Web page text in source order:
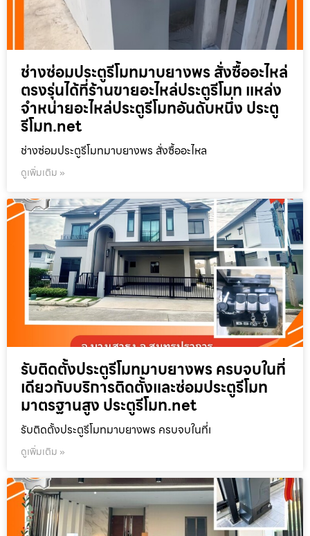
ช่างซ่อมประตูรีโมทมาบยางพร สั่งซื้ออะไหล่
ตรงรุ่นได้ที่ร้านขายอะไหล่ประตูรีโมท แหล่ง
จำหน่ายอะไหล่ประตูรีโมทอันดับหนึ่ง ประตู
รีโมท.net
ช่างซ่อมประตูรีโมทมาบยางพร สั่งซื้ออะไหล
ดูเพิ่มเติม »
รับติดตั้งประตูรีโมทมาบยางพร ครบจบในที่
เดียวกับบริการติดตั้งและซ่อมประตูรีโมท
มาตรฐานสูง ประตูรีโมท.net
รับติดตั้งประตูรีโมทมาบยางพร ครบจบในที่เ
ดูเพิ่มเติม »